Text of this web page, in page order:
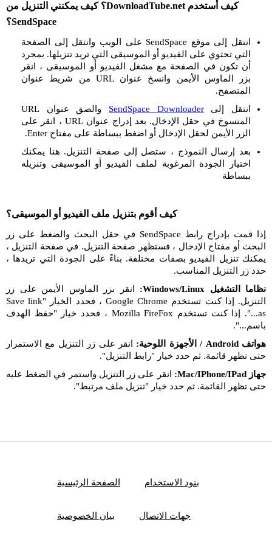
كيف أستخدم DownloadTube.net؟ كيف يمكنني التنزيل من
SendSpace؟
انتقل إلى موقع SendSpace على الويب وانتقل إلى الصفحة
التي تحتوي على الفيديو أو الموسيقى التي تريد تنزيلها. بمجرد
أن تكون في الصفحة مع مشغل الفيديو أو الموسيقى ، انقر
بزر الماوس الأيمن وانسخ عنوان URL من شريط عنوان
المتصفح.
انتقل إلىSendSpace Downloader
والصق عنوان URL
المنسوخ في حقل الإدخال. بعد إدراج عنوان URL ، انقر على
الزر الأيمن لحقل الإدخال أو اضغط ببساطة على مفتاح Enter.
بعد إرسال النموذج ، ستصل إلى صفحة التنزيل. هنا يمكنك
اختيار الجودة المرغوبة لملف الفيديو أو الموسيقى وتنزيله
ببساطة
كيف أقوم بتنزيل ملف الفيديو أو الموسيقى؟
إذا قمت بإدراج رابط SendSpace في حقل البحث والضغط على زر
البحث أو مفتاح الإدخال ، فستظهر صفحة التنزيل. في صفحة التنزيل ،
يمكنك تنزيل الفيديو بصفات مختلفة. بناءً على الجودة التي تريدها ،
حدد زر التنزيل المناسب.
نظاما التشغيل Windows/Linux:
انقر بزر الماوس الأيمن على زر
التنزيل. إذا كنت تستخدم Google Chrome ، فحدد الخيار "Save link
as...". إذا كنت تستخدم Mozilla FireFox ، فحدد خيار "حفظ الهدف
باسم...".
هواتف Android / الأجهزة اللوحية:
انقر على زر التنزيل مع الاستمرار
حتى تظهر قائمة. ثم حدد خيار "رابط التنزيل".
جهاز Mac/IPhone/IPad:
انقر على زر التنزيل واستمر في الضغط عليه
حتى تظهر القائمة. ثم حدد خيار "تنزيل ملف مرتبط".
الصفحة الرئيسية بنود الاستخدام
بيان الخصوصية جهات الاتصال